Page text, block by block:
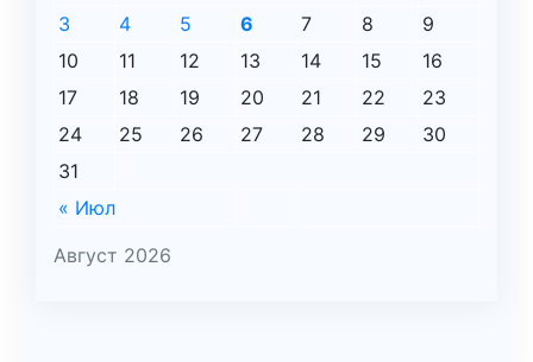
Август 2026
« Июл
3
4 5 6 7 8
9
10
11 12 13 14 15
16
17
18 19 20 21 22
23
24
25 26 27 28 29
30
31